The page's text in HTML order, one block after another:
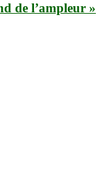
de l’ampleur »